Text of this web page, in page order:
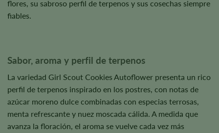
flores, su sabroso perfil de terpenos y sus cosechas siempre
fiables.
Sabor, aroma y perfil de terpenos
La variedad Girl Scout Cookies Autoflower presenta un rico
perfil de terpenos inspirado en los postres, con notas de
azúcar moreno dulce combinadas con especias terrosas,
menta refrescante y nuez moscada cálida. A medida que
avanza la floración, el aroma se vuelve cada vez más